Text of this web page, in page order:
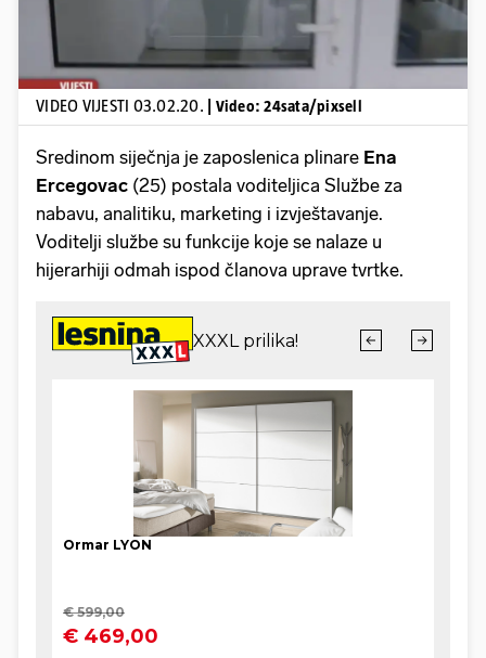
VIDEO VIJESTI 03.02.20. | Video: 24sata/pixsell
Sredinom siječnja je zaposlenica plinare Ena
Ercegovac (25) postala voditeljica Službe za
nabavu, analitiku, marketing i izvještavanje.
Voditelji službe su funkcije koje se nalaze u
hijerarhiji odmah ispod članova uprave tvrtke.